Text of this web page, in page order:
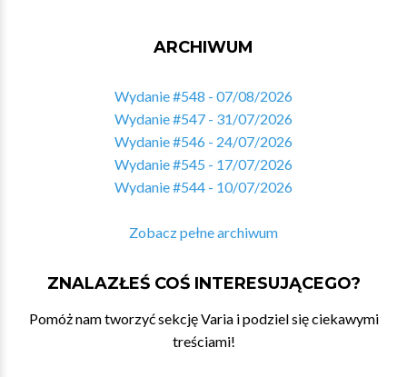
ARCHIWUM
Wydanie #548 - 07/08/2026
Wydanie #547 - 31/07/2026
Wydanie #546 - 24/07/2026
Wydanie #545 - 17/07/2026
Wydanie #544 - 10/07/2026
Zobacz pełne archiwum
ZNALAZŁEŚ COŚ INTERESUJĄCEGO?
Pomóż nam tworzyć sekcję Varia i podziel się ciekawymi
treściami!